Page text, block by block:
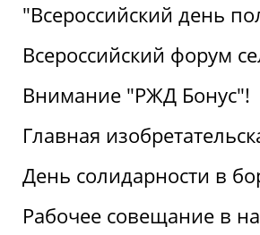
"Всероссийский день
Всероссийский форум
Внимание "РЖД Бонус"!
Главная
День солидарности в
Рабочее совещание в